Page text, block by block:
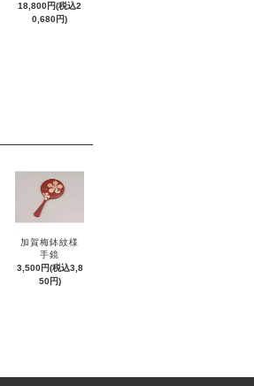
18,800円(税込2
0,680円)
加賀梅鉢紋様
手鏡
3,500円(税込3,8
50円)